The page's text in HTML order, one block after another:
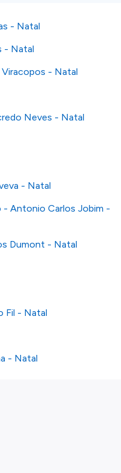
parceiro antes de
detalhes verifique
.
- Natal
- Natal
Viracopos - Natal
Neves - Natal
- Natal
-
Dumont - Natal
Fil - Natal
- Natal